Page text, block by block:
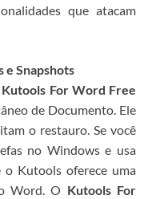
que atacam
e Snapshots
Kutools For Word Free
de Documento. Ele
o restauro. Se você
no Windows e usa
o Kutools oferece uma
Word. O Kutools For